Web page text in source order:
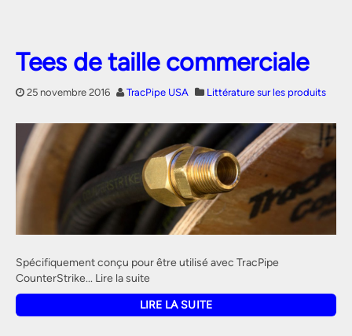
Tees de taille commerciale
25 novembre 2016 TracPipe USA Littérature sur les produits
Spécifiquement conçu pour être utilisé avec TracPipe
CounterStrike... Lire la suite
LIRE LA SUITE